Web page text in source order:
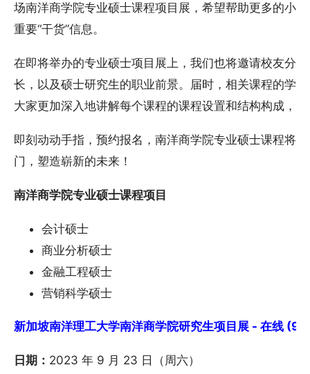
场南洋商学院专业硕士课程项目展，希望帮助更多的小
重要“干货”信息。
在即将举办的专业硕士项目展上，我们也将邀请校友分
长，以及硕士研究生的职业前景。届时，相关课程的学
大家更加深入地讲解每个课程的课程设置和结构构成，
即刻动动手指，预约报名，南洋商学院专业硕士课程将
门，塑造崭新的未来！
南洋商学院专业硕士课程项目
会计硕士
商业分析硕士
金融工程硕士
营销科学硕士
新加坡南洋理工大学南洋商学院研究生项目展 - 在线 (9/
日期： 2023 年 9 月 23 日（周六）